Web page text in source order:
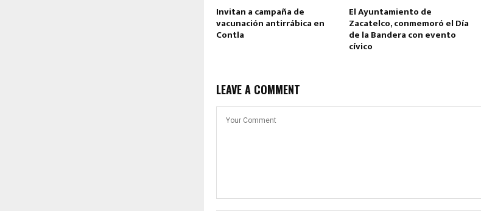
Invitan a campaña de
vacunación antirrábica en
Contla
El Ayuntamiento de
Zacatelco, conmemoró el Día
de la Bandera con evento
cívico
LEAVE A COMMENT